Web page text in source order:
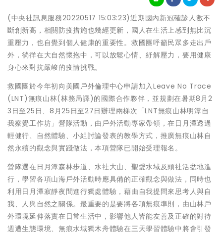
(中央社訊息服務20220517 15:03:23)近期國內新冠確診人數不
斷創新高，相關防疫措施也幾經更新，國人在生活上感到無比沉
重壓力，也自覺到個人健康的重要性。救國團呼籲民眾多走出戶
外，徜徉在大自然懷抱中，可以放鬆心情、紓解壓力，要用健康
身心來對抗嚴峻的疫情挑戰。
救國團於今年初向美國戶外倫理中心申請加入Leave No Trace
(LNT)無痕山林(林務局譯)的國際合作夥伴，並規劃在暑期8月2
3日至25日、8月25日至27日辦理兩梯次「LNT無痕山林明潭自
我察覺工作坊」營隊活動，由戶外活動專家帶領，在日月潭透過
輕健行、自然體驗、小組討論發表的教學方式，推廣無痕山林自
然永續的觀念與實踐做法，本項營隊已開始受理報名。
營隊選在日月潭森林步道、水社大山、聖愛水域及頭社活盆地進
行，學習各項山海戶外活動時應具備的正確觀念與做法，同時也
利用日月潭寂靜夜間進行獨處體驗，藉由自我提問來思考人與自
我、人與自然之關係。最重要的是要將各項無痕準則，由山林戶
外環境延伸落實在日常生活中，影響他人皆能友善及正確的對待
週遭生態環境、無痕水域獨木舟體驗在三天學習體驗中將會引發